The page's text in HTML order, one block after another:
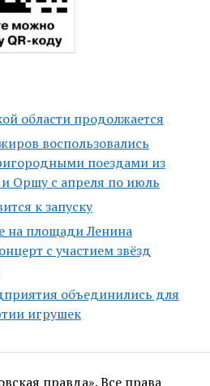
области продолжается
воспользовались
поездами из
Оршу с апреля по июль
к запуску
на площади Ленина
с участием звёзд
объединились для
игрушек
правда». Все права